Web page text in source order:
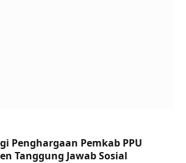
Penghargaan Pemkab PPU
Tanggung Jawab Sosial